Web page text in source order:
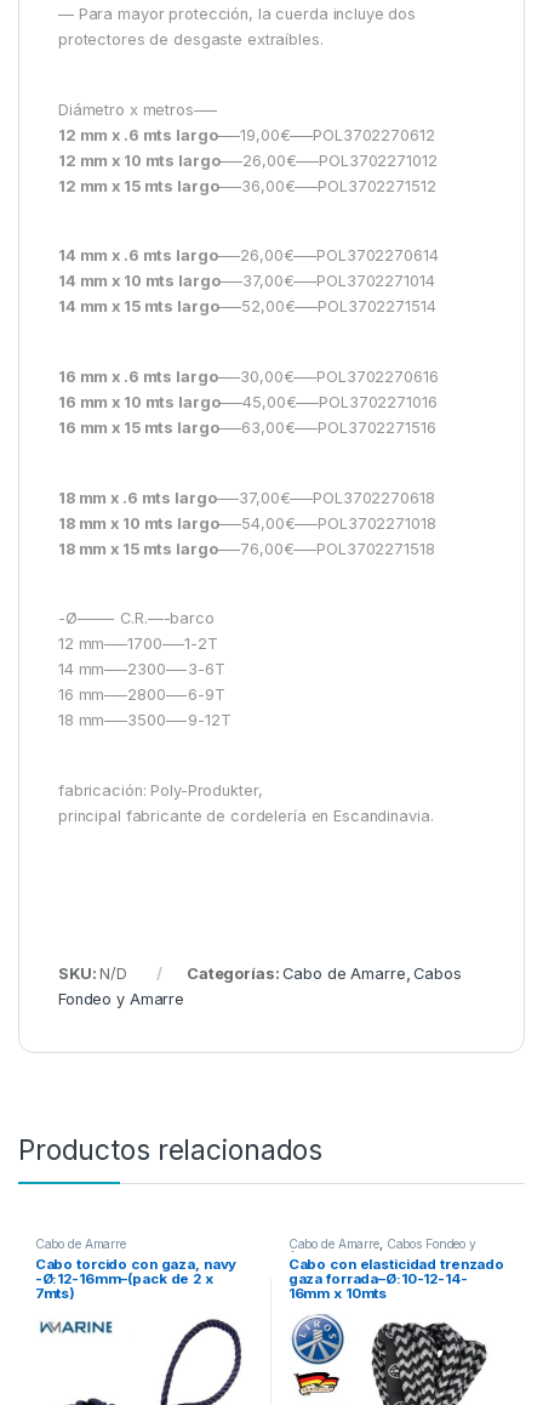
— Para mayor protección, la cuerda incluye dos
protectores de desgaste extraíbles.
Diámetro x metros—–
12 mm x .6 mts largo—–19,00€—–POL3702270612
12 mm x 10 mts largo—–26,00€—–POL3702271012
12 mm x 15 mts largo—–36,00€—–POL3702271512
14 mm x .6 mts largo—–26,00€—–POL3702270614
14 mm x 10 mts largo—–37,00€—–POL3702271014
14 mm x 15 mts largo—–52,00€—–POL3702271514
16 mm x .6 mts largo—–30,00€—–POL3702270616
16 mm x 10 mts largo—–45,00€—–POL3702271016
16 mm x 15 mts largo—–63,00€—–POL3702271516
18 mm x .6 mts largo—–37,00€—–POL3702270618
18 mm x 10 mts largo—–54,00€—–POL3702271018
18 mm x 15 mts largo—–76,00€—–POL3702271518
-Ø——- C.R.—-barco
12 mm—–1700—–1-2T
14 mm—–2300—-3-6T
16 mm—–2800—-6-9T
18 mm—–3500—-9-12T
fabricación: Poly-Produkter,
principal fabricante de cordelería en Escandinavia.
SKU:N/D Categorías:Cabo de Amarre,Cabos
Fondeo y Amarre
Productos relacionados
Cabo de Amarre
Cabo torcido con gaza, navy
-Ø:12-16mm–(pack de 2 x
7mts)
Cabo de Amarre, Cabos Fondeo y
Amarre
Cabo con elasticidad trenzado
gaza forrada–Ø:10-12-14-
16mm x 10mts